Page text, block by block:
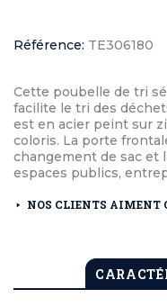
Référence: TE306180
Cette poubelle de tri
facilite le tri des
est en acier peint sur
coloris. La porte
changement de sac et
espaces publics,
NOS CLIENTS AIMENT